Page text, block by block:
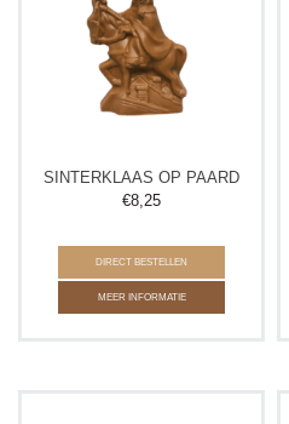
SINTERKLAAS OP PAARD
€8,25
DIRECT BESTELLEN
MEER INFORMATIE